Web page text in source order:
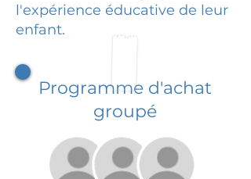
l'expérience éducative de leur
enfant.
Programme d'achat
groupé